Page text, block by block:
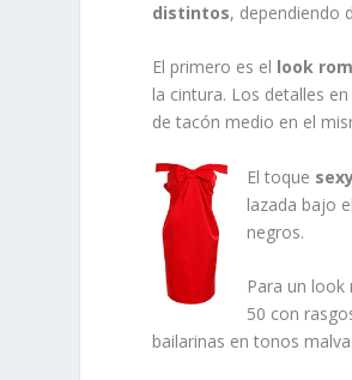
distintos, dependiendo
El primero es el look
la cintura. Los detalles
de tacón medio en el
El toque
lazada bajo
negros.
Para un look
50 con
bailarinas en tonos malva.